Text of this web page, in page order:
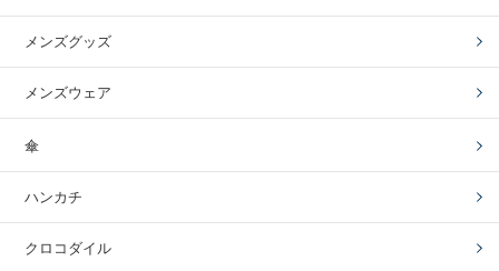
メンズグッズ
メンズウェア
傘
ハンカチ
クロコダイル